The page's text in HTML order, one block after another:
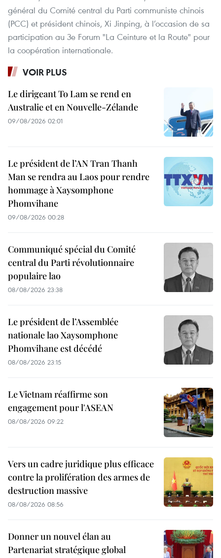
général du Comité central du Parti communiste chinois
(PCC) et président chinois, Xi Jinping, à l’occasion de sa
participation au 3e Forum "La Ceinture et la Route" pour
la coopération internationale.
VOIR PLUS
Le dirigeant To Lam se rend en
Australie et en Nouvelle-Zélande
09/08/2026 02:01
Le président de l’AN Tran Thanh
Man se rendra au Laos pour rendre
hommage à Xaysomphone
Phomvihane
09/08/2026 00:28
Communiqué spécial du Comité
central du Parti révolutionnaire
populaire lao
08/08/2026 23:38
Le président de l’Assemblée
nationale lao Xaysomphone
Phomvihane est décédé
08/08/2026 23:15
Le Vietnam réaffirme son
engagement pour l'ASEAN
08/08/2026 09:22
Vers un cadre juridique plus efficace
contre la prolifération des armes de
destruction massive
08/08/2026 08:56
Donner un nouvel élan au
Partenariat stratégique global